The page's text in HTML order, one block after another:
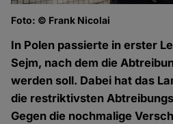
Foto: © Frank Nicolai
In Polen passierte in erster
Sejm, nach dem die
werden soll. Dabei hat das
die restriktivsten
Gegen die nochmalige